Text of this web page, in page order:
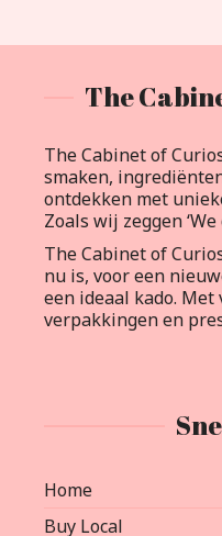
The Cabinet of
smaken,
ontdekken met
Zoals wij zeggen
The Cabinet of
nu is, voor een
een ideaal kado.
verpakkingen en
Home
Buy Local